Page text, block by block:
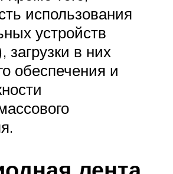
использования
устройств
загрузки в них
обеспечения и